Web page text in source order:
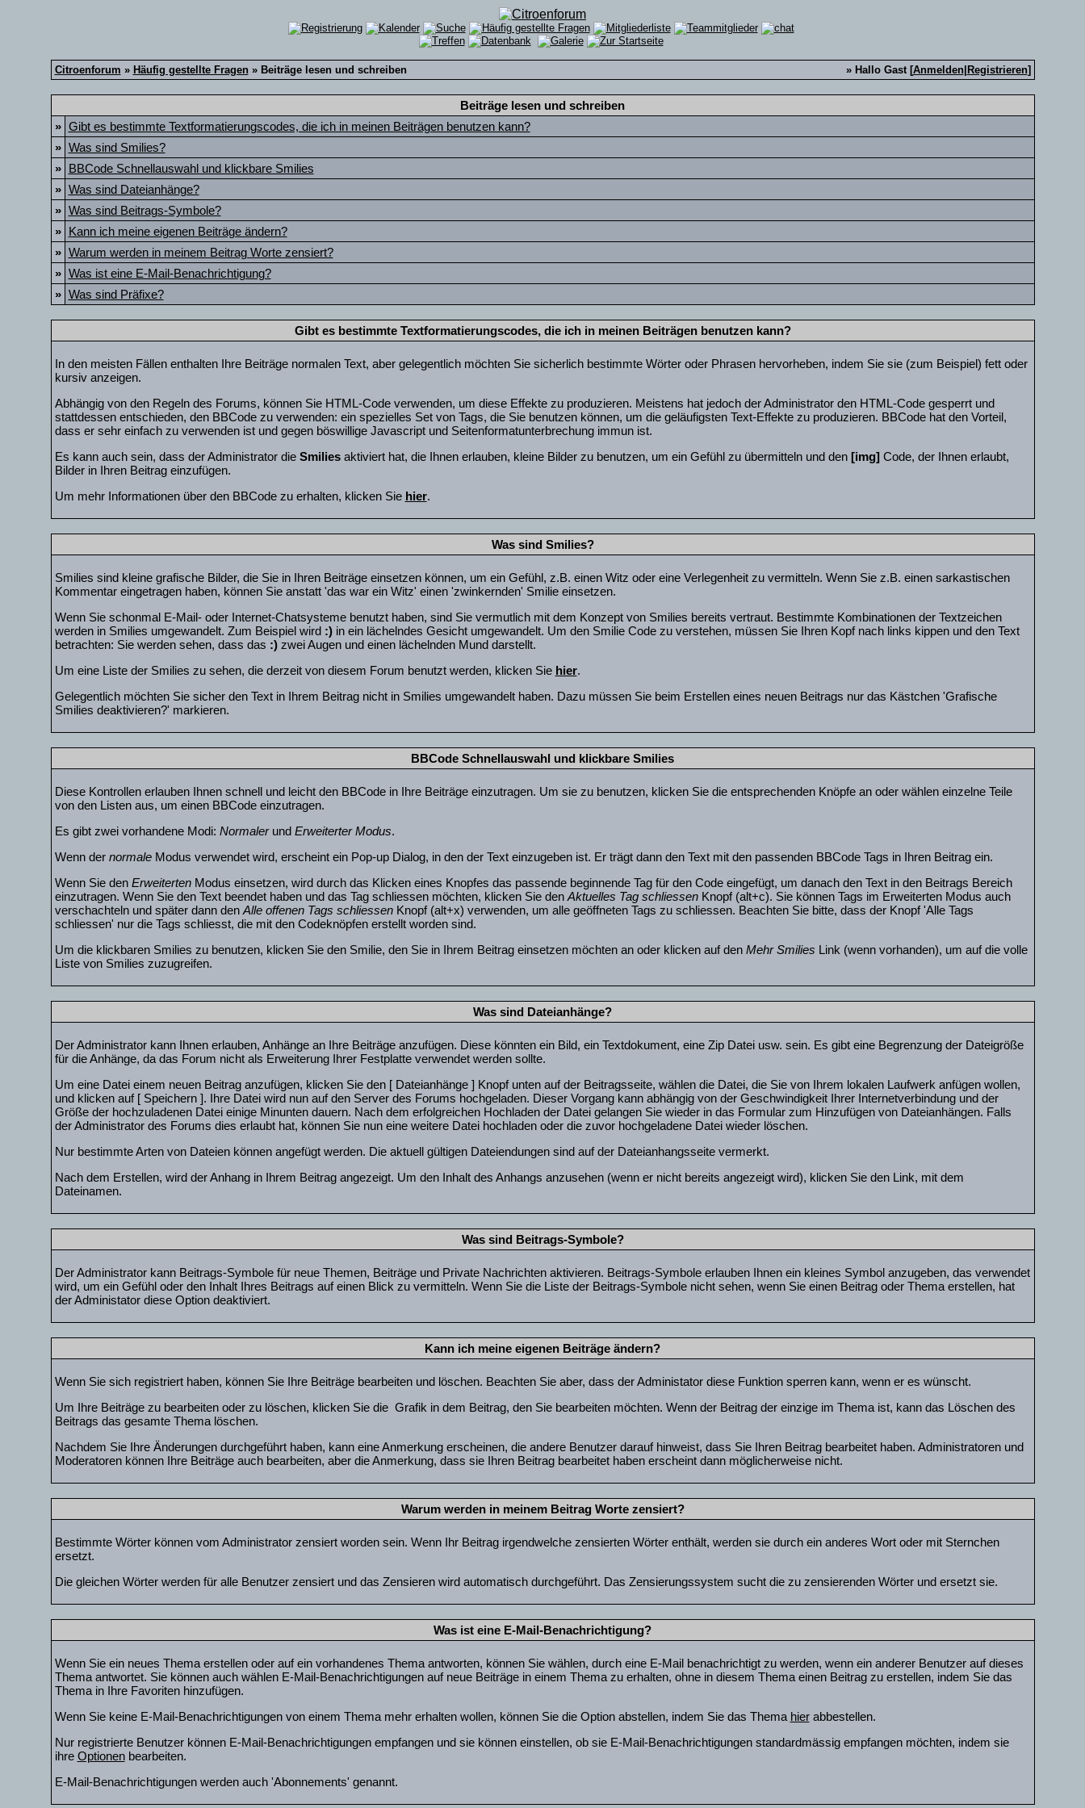
Citroenforum » Häufig gestellte Fragen» Beiträge lesen und schreiben » Hallo Gast [Anmelden| Registrieren]
Beiträge lesen und schreiben
» Gibt es bestimmte Textformatierungscodes, die ich in meinen Beiträgen benutzen kann?
» Was sind Smilies?
»
BBCode Schnellauswahl und klickbare Smilies
» Was sind Dateianhänge?
» Was sind Beitrags-Symbole?
»
Kann ich meine eigenen Beiträge ändern?
» Warum werden in meinem Beitrag Worte zensiert?
» Was ist eine E-Mail-Benachrichtigung?
» Was sind Präfixe?
Gibt es bestimmte Textformatierungscodes, die ich in meinen Beiträgen benutzen kann?
In den meisten Fällen enthalten Ihre Beiträge normalen Text, aber gelegentlich möchten Sie sicherlich bestimmte Wörter oder Phrasen hervorheben, indem Sie sie (zum Beispiel) fett oder
kursiv anzeigen.
Abhängig von den Regeln des Forums, können Sie HTML-Code verwenden, um diese Effekte zu produzieren. Meistens hat jedoch der Administrator den HTML-Code gesperrt und
stattdessen entschieden, den BBCode zu verwenden: ein spezielles Set von Tags, die Sie benutzen können, um die geläufigsten Text-Effekte zu produzieren. BBCode hat den Vorteil,
dass er sehr einfach zu verwenden ist und gegen böswillige Javascript und Seitenformatunterbrechung immun ist.
Es kann auch sein, dass der Administrator die Smiliesaktiviert hat, die Ihnen erlauben, kleine Bilder zu benutzen, um ein Gefühl zu übermitteln und den [img]Code, der Ihnen erlaubt,
Bilder in Ihren Beitrag einzufügen.
Um mehr Informationen über den BBCode zu erhalten, klicken Sie hier.
Was sind Smilies?
Smilies sind kleine grafische Bilder, die Sie in Ihren Beiträge einsetzen können, um ein Gefühl, z.B. einen Witz oder eine Verlegenheit zu vermitteln. Wenn Sie z.B. einen sarkastischen
Kommentar eingetragen haben, können Sie anstatt 'das war ein Witz' einen 'zwinkernden' Smilie einsetzen.
Wenn Sie schonmal E-Mail- oder Internet-Chatsysteme benutzt haben, sind Sie vermutlich mit dem Konzept von Smilies bereits vertraut. Bestimmte Kombinationen der Textzeichen
werden in Smilies umgewandelt. Zum Beispiel wird :)in ein lächelndes Gesicht umgewandelt. Um den Smilie Code zu verstehen, müssen Sie Ihren Kopf nach links kippen und den Text
betrachten: Sie werden sehen, dass das :)zwei Augen und einen lächelnden Mund darstellt.
Um eine Liste der Smilies zu sehen, die derzeit von diesem Forum benutzt werden, klicken Sie hier.
Gelegentlich möchten Sie sicher den Text in Ihrem Beitrag nicht in Smilies umgewandelt haben. Dazu müssen Sie beim Erstellen eines neuen Beitrags nur das Kästchen 'Grafische
Smilies deaktivieren?' markieren.
BBCode Schnellauswahl und klickbare Smilies
Diese Kontrollen erlauben Ihnen schnell und leicht den BBCode in Ihre Beiträge einzutragen. Um sie zu benutzen, klicken Sie die entsprechenden Knöpfe an oder wählen einzelne Teile
von den Listen aus, um einen BBCode einzutragen.
Es gibt zwei vorhandene Modi: Normalerund Erweiterter Modus.
Wenn der normaleModus verwendet wird, erscheint ein Pop-up Dialog, in den der Text einzugeben ist. Er trägt dann den Text mit den passenden BBCode Tags in Ihren Beitrag ein.
Wenn Sie den ErweitertenModus einsetzen, wird durch das Klicken eines Knopfes das passende beginnende Tag für den Code eingefügt, um danach den Text in den Beitrags Bereich
einzutragen. Wenn Sie den Text beendet haben und das Tag schliessen möchten, klicken Sie den Aktuelles Tag schliessenKnopf (alt+c). Sie können Tags im Erweiterten Modus auch
verschachteln und später dann den Alle offenen Tags schliessenKnopf (alt+x) verwenden, um alle geöffneten Tags zu schliessen. Beachten Sie bitte, dass der Knopf 'Alle Tags
schliessen' nur die Tags schliesst, die mit den Codeknöpfen erstellt worden sind.
Um die klickbaren Smilies zu benutzen, klicken Sie den Smilie, den Sie in Ihrem Beitrag einsetzen möchten an oder klicken auf den Mehr Smilies Link (wenn vorhanden), um auf die volle
Liste von Smilies zuzugreifen.
Was sind Dateianhänge?
Der Administrator kann Ihnen erlauben, Anhänge an Ihre Beiträge anzufügen. Diese könnten ein Bild, ein Textdokument, eine Zip Datei usw. sein. Es gibt eine Begrenzung der Dateigröße
für die Anhänge, da das Forum nicht als Erweiterung Ihrer Festplatte verwendet werden sollte.
Um eine Datei einem neuen Beitrag anzufügen, klicken Sie den [ Dateianhänge ] Knopf unten auf der Beitragsseite, wählen die Datei, die Sie von Ihrem lokalen Laufwerk anfügen wollen,
und klicken auf [ Speichern ]. Ihre Datei wird nun auf den Server des Forums hochgeladen. Dieser Vorgang kann abhängig von der Geschwindigkeit Ihrer Internetverbindung und der
Größe der hochzuladenen Datei einige Minunten dauern. Nach dem erfolgreichen Hochladen der Datei gelangen Sie wieder in das Formular zum Hinzufügen von Dateianhängen. Falls
der Administrator des Forums dies erlaubt hat, können Sie nun eine weitere Datei hochladen oder die zuvor hochgeladene Datei wieder löschen.
Nur bestimmte Arten von Dateien können angefügt werden. Die aktuell gültigen Dateiendungen sind auf der Dateianhangsseite vermerkt.
Nach dem Erstellen, wird der Anhang in Ihrem Beitrag angezeigt. Um den Inhalt des Anhangs anzusehen (wenn er nicht bereits angezeigt wird), klicken Sie den Link, mit dem
Dateinamen.
Was sind Beitrags-Symbole?
Der Administrator kann Beitrags-Symbole für neue Themen, Beiträge und Private Nachrichten aktivieren. Beitrags-Symbole erlauben Ihnen ein kleines Symbol anzugeben, das verwendet
wird, um ein Gefühl oder den Inhalt Ihres Beitrags auf einen Blick zu vermitteln. Wenn Sie die Liste der Beitrags-Symbole nicht sehen, wenn Sie einen Beitrag oder Thema erstellen, hat
der Administator diese Option deaktiviert.
Kann ich meine eigenen Beiträge ändern?
Wenn Sie sich registriert haben, können Sie Ihre Beiträge bearbeiten und löschen. Beachten Sie aber, dass der Administator diese Funktion sperren kann, wenn er es wünscht.
Um Ihre Beiträge zu bearbeiten oder zu löschen, klicken Sie die Grafik in dem Beitrag, den Sie bearbeiten möchten. Wenn der Beitrag der einzige im Thema ist, kann das Löschen des
Beitrags das gesamte Thema löschen.
Nachdem Sie Ihre Änderungen durchgeführt haben, kann eine Anmerkung erscheinen, die andere Benutzer darauf hinweist, dass Sie Ihren Beitrag bearbeitet haben. Administratoren und
Moderatoren können Ihre Beiträge auch bearbeiten, aber die Anmerkung, dass sie Ihren Beitrag bearbeitet haben erscheint dann möglicherweise nicht.
Warum werden in meinem Beitrag Worte zensiert?
Bestimmte Wörter können vom Administrator zensiert worden sein. Wenn Ihr Beitrag irgendwelche zensierten Wörter enthält, werden sie durch ein anderes Wort oder mit Sternchen
ersetzt.
Die gleichen Wörter werden für alle Benutzer zensiert und das Zensieren wird automatisch durchgeführt. Das Zensierungssystem sucht die zu zensierenden Wörter und ersetzt sie.
Was ist eine E-Mail-Benachrichtigung?
Wenn Sie ein neues Thema erstellen oder auf ein vorhandenes Thema antworten, können Sie wählen, durch eine E-Mail benachrichtigt zu werden, wenn ein anderer Benutzer auf dieses
Thema antwortet. Sie können auch wählen E-Mail-Benachrichtigungen auf neue Beiträge in einem Thema zu erhalten, ohne in diesem Thema einen Beitrag zu erstellen, indem Sie das
Thema in Ihre Favoriten hinzufügen.
Wenn Sie keine E-Mail-Benachrichtigungen von einem Thema mehr erhalten wollen, können Sie die Option abstellen, indem Sie das Thema hierabbestellen.
Nur registrierte Benutzer können E-Mail-Benachrichtigungen empfangen und sie können einstellen, ob sie E-Mail-Benachrichtigungen standardmässig empfangen möchten, indem sie
ihre Optionenbearbeiten.
E-Mail-Benachrichtigungen werden auch 'Abonnements' genannt.